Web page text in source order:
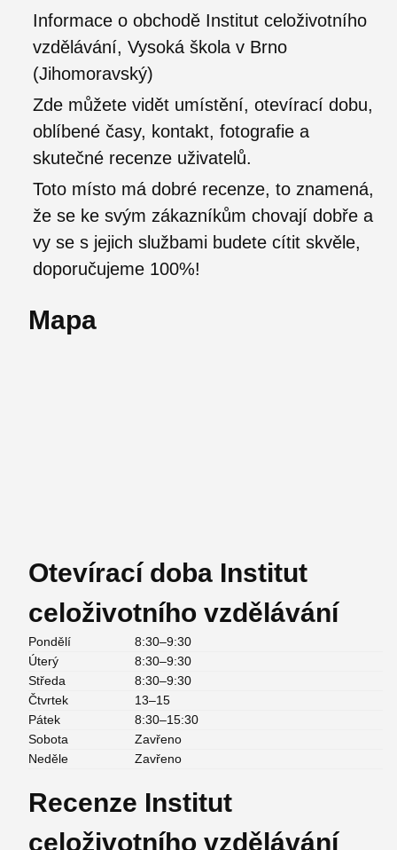
Informace o obchodě Institut celoživotního
vzdělávání, Vysoká škola v Brno
(Jihomoravský)
Zde můžete vidět umístění, otevírací dobu,
oblíbené časy, kontakt, fotografie a
skutečné recenze uživatelů.
Toto místo má dobré recenze, to znamená,
že se ke svým zákazníkům chovají dobře a
vy se s jejich službami budete cítit skvěle,
doporučujeme 100%!
Mapa
Otevírací doba Institut
celoživotního vzdělávání
Pondělí
8:30–9:30
Úterý
8:30–9:30
Středa
8:30–9:30
Čtvrtek
13–15
Pátek
8:30–15:30
Sobota
Zavřeno
Neděle
Zavřeno
Recenze Institut
celoživotního vzdělávání